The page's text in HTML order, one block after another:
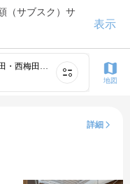
（サブスク）サ
表示
地図
詳細